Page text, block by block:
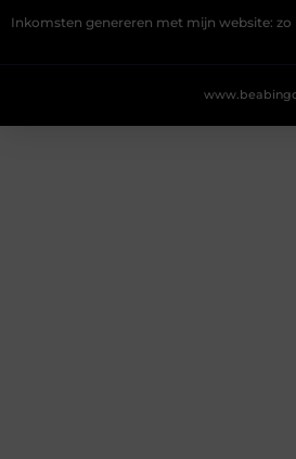
Inkomsten genereren met mijn website: